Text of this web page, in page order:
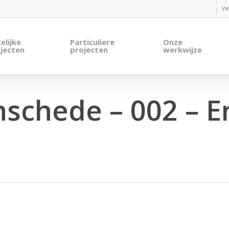
Particuliere
projecten
Onze
werkwijze
– 002 –